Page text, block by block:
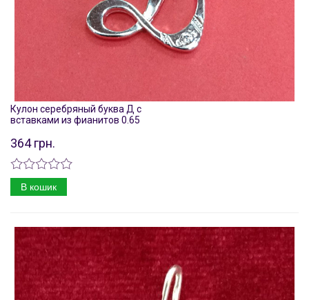
Кулон серебряный буква Д с
вставками из фианитов 0.65
364 грн.
В кошик